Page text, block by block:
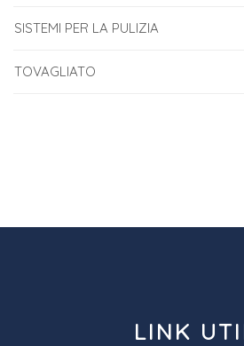
SISTEMI PER LA PULIZIA
TOVAGLIATO
LINK